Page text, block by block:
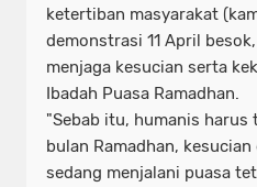
ketertiban masyarakat
demonstrasi 11 April
menjaga kesucian serta
Ibadah Puasa Ramadhan.
"Sebab itu, humanis harus
bulan Ramadhan,
sedang menjalani puasa